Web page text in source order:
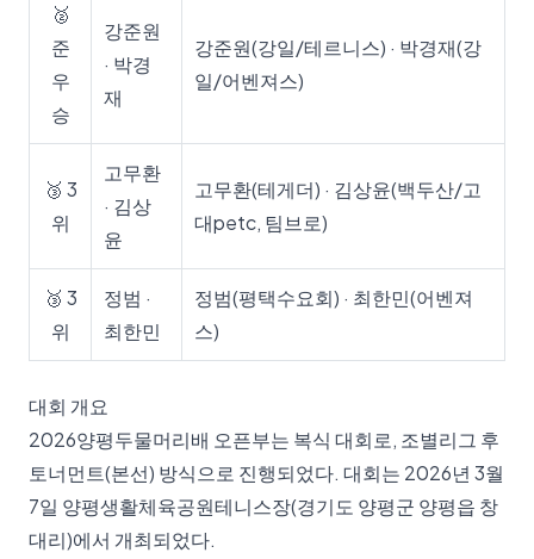
🥈
준
우
승
강준원
· 박경
재
강준원(강일/테르니스) · 박경재(강
일/어벤져스)
🥉 3
위
고무환
· 김상
윤
고무환(테게더) · 김상윤(백두산/고
대petc, 팀브로)
🥉 3
위
정범 ·
최한민
정범(평택수요회) · 최한민(어벤져
스)
대회 개요
2026양평두물머리배 오픈부는 복식 대회로, 조별리그 후
토너먼트(본선) 방식으로 진행되었다. 대회는 2026년 3월
7일 양평생활체육공원테니스장(경기도 양평군 양평읍 창
대리)에서 개최되었다.